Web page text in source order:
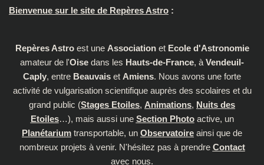
Bienvenue sur le site de Repères Astro :
Repères Astroest une Associationet Ecole d'Astronomie
amateur de l'Oise dans les Hauts-de-France, àVendeuil-
Caply, entre Beauvais et Amiens. Nous avons une forte
activité de vulgarisation scientifique auprès des scolaires et du
grand public (Stages Etoiles, Animations, Nuits des
Etoiles…), mais aussi une Section Photoactive, un
Planétarium transportable, un Observatoire ainsi que de
nombreux projets à venir. N'hésitez pas à prendre Contact
avec nous.